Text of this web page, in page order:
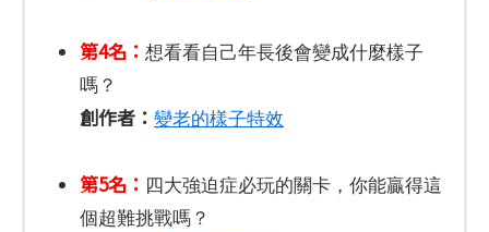
第4名： 想看看自己年長後會變成什麼樣子
嗎？
創作者： 變老的樣子特效
第5名： 四大強迫症必玩的關卡，你能贏得這
個超難挑戰嗎？